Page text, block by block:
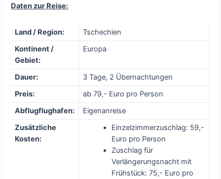
Daten zur Reise:
Land / Region:
Tschechien
Kontinent /
Gebiet:
Europa
Dauer:
3 Tage, 2 Übernachtungen
Preis:
ab 79,- Euro pro Person
Abflugflughafen:
Eigenanreise
Zusätzliche
Kosten:
Einzelzimmerzuschlag: 59,-
Euro pro Person
Zuschlag für
Verlängerungsnacht mit
Frühstück: 75,- Euro pro